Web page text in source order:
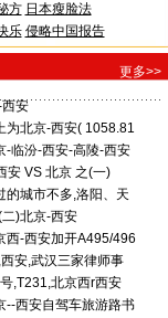
方 日本瘦脸法
乐 侵略中国报告
更多>>
安
为北京-西安( 1058.81
-临汾-西安-高陵-西安
安 VS 北京 之(一)
的城市不多,洛阳、天
二)北京-西安
西-西安加开A495/496
安,武汉三家律师事
,T231,北京西r西安
--西安自驾车旅游路书